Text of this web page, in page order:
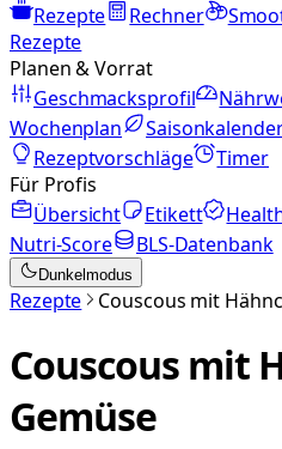
Rezepte
Rechner
Rezepte
Planen & Vorrat
Geschmacksprofil
Wochenplan
Rezeptvorschläge
Timer
Für Profis
Übersicht
Etikett
Nutri-Score
BLS-Datenbank
Dunkelmodus
Rezepte Couscous mit
Couscous mit
Gemüse